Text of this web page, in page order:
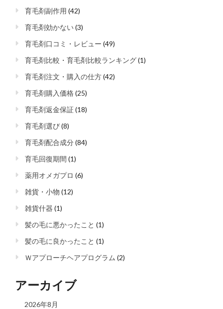
育毛剤副作用 (42)
育毛剤効かない(3)
育毛剤口コミ・レビュー (49)
育毛剤比較・育毛剤比較ランキング(1)
育毛剤注文・購入の仕方(42)
育毛剤購入価格(25)
育毛剤返金保証(18)
育毛剤選び(8)
育毛剤配合成分(84)
育毛回復期間 (1)
薬用オメガプロ (6)
雑貨・小物 (12)
雑貨什器 (1)
髪の毛に悪かったこと (1)
髪の毛に良かったこと (1)
Ｗアプローチヘアプログラム (2)
アーカイブ
2026年8月